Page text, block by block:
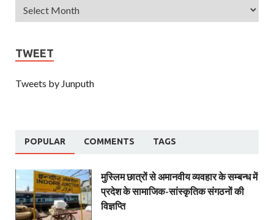
TWEET
Tweets by Junputh
POPULAR COMMENTS TAGS
मुस्लिम छात्रों से अमानवीय व्यवहार के सम्बन्ध में
प्रदेश के सामाजिक-सांस्कृतिक संगठनों की
विज्ञप्ति